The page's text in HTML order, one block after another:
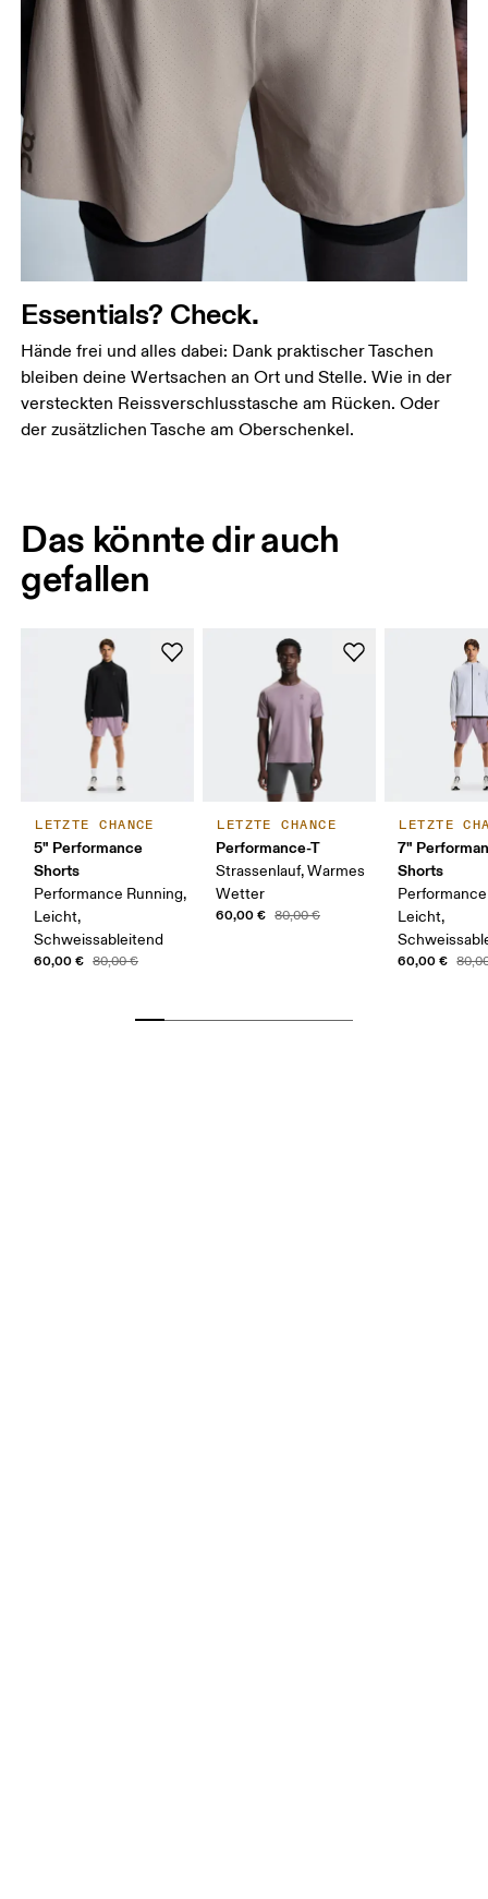
Essentials? Check.
Hände frei und alles dabei: Dank praktischer Taschen
bleiben deine Wertsachen an Ort und Stelle. Wie in der
versteckten Reissverschlusstasche am Rücken. Oder
der zusätzlichen Tasche am Oberschenkel.
Das könnte dir auch
gefallen
LETZTE CHANCE
5" Performance
Shorts
Performance Running,
Leicht,
Schweissableitend
60,00 € 80,00 €
LETZTE CHANCE
Performance-T
Strassenlauf, Warmes
Wetter
60,00 € 80,00 €
LETZTE
7"
Shorts
Leicht,
60,00 €